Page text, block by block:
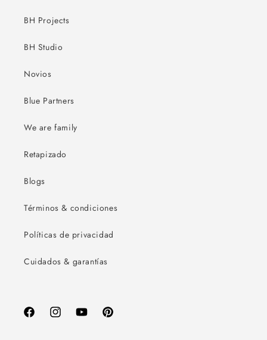
BH Projects
BH Studio
Novios
Blue Partners
We are family
Retapizado
Blogs
Términos & condiciones
Políticas de privacidad
Cuidados & garantías
FacebookInstagramYouTubePinterest